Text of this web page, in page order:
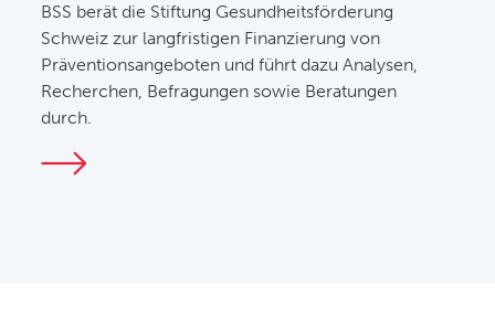
BSS berät die Stiftung Gesundheitsförderung
Schweiz zur langfristigen Finanzierung von
Präventionsangeboten und führt dazu Analysen,
Recherchen, Befragungen sowie Beratungen
durch.